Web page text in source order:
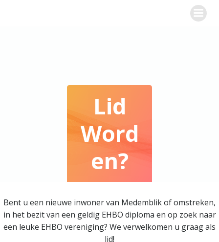
Lid
Word
En?
Bent u een nieuwe inwoner van Medemblik of omstreken,
in het bezit van een geldig EHBO diploma en op zoek naar
een leuke EHBO vereniging? We verwelkomen u graag als
lid!